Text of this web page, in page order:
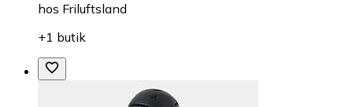
hos Friluftsland
+1 butik